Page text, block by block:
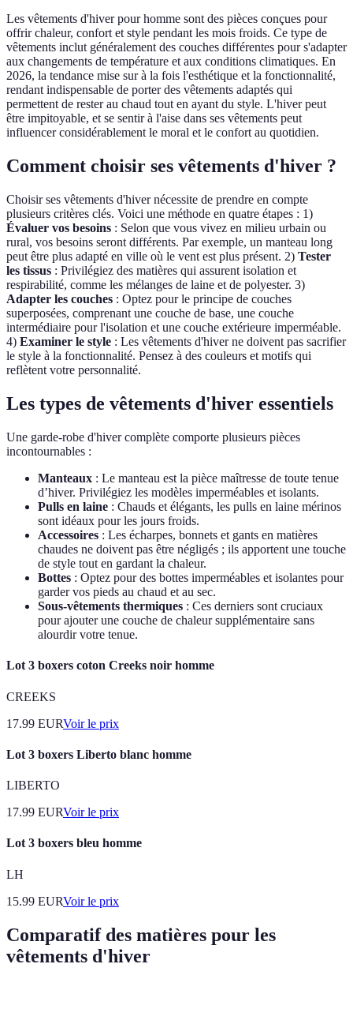
Les vêtements d'hiver pour homme sont des pièces conçues pour
offrir chaleur, confort et style pendant les mois froids. Ce type de
vêtements inclut généralement des couches différentes pour s'adapter
aux changements de température et aux conditions climatiques. En
2026, la tendance mise sur à la fois l'esthétique et la fonctionnalité,
rendant indispensable de porter des vêtements adaptés qui
permettent de rester au chaud tout en ayant du style. L'hiver peut
être impitoyable, et se sentir à l'aise dans ses vêtements peut
influencer considérablement le moral et le confort au quotidien.
Comment choisir ses vêtements d'hiver ?
Choisir ses vêtements d'hiver nécessite de prendre en compte
plusieurs critères clés. Voici une méthode en quatre étapes : 1)
Évaluer vos besoins : Selon que vous vivez en milieu urbain ou
rural, vos besoins seront différents. Par exemple, un manteau long
peut être plus adapté en ville où le vent est plus présent. 2) Tester
les tissus : Privilégiez des matières qui assurent isolation et
respirabilité, comme les mélanges de laine et de polyester. 3)
Adapter les couches : Optez pour le principe de couches
superposées, comprenant une couche de base, une couche
intermédiaire pour l'isolation et une couche extérieure imperméable.
4) Examiner le style : Les vêtements d'hiver ne doivent pas sacrifier
le style à la fonctionnalité. Pensez à des couleurs et motifs qui
reflètent votre personnalité.
Les types de vêtements d'hiver essentiels
Une garde-robe d'hiver complète comporte plusieurs pièces
incontournables :
Manteaux : Le manteau est la pièce maîtresse de toute tenue
d’hiver. Privilégiez les modèles imperméables et isolants.
Pulls en laine : Chauds et élégants, les pulls en laine mérinos
sont idéaux pour les jours froids.
Accessoires : Les écharpes, bonnets et gants en matières
chaudes ne doivent pas être négligés ; ils apportent une touche
de style tout en gardant la chaleur.
Bottes : Optez pour des bottes imperméables et isolantes pour
garder vos pieds au chaud et au sec.
Sous-vêtements thermiques : Ces derniers sont cruciaux
pour ajouter une couche de chaleur supplémentaire sans
alourdir votre tenue.
Lot 3 boxers coton Creeks noir homme
CREEKS
17.99 EURVoir le prix
Lot 3 boxers Liberto blanc homme
LIBERTO
17.99 EURVoir le prix
Lot 3 boxers bleu homme
LH
15.99 EURVoir le prix
Comparatif des matières pour les
vêtements d'hiver